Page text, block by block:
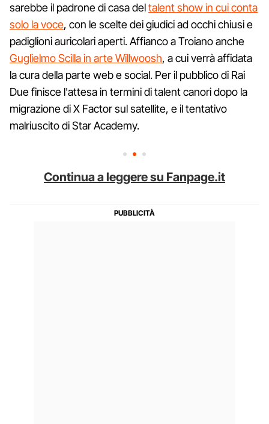
sarebbe il padrone di casa deltalent show in cui conta
solo la voce, con le scelte dei giudici ad occhi chiusi e
padiglioni auricolari aperti. Affianco a Troiano anche
Guglielmo Scilla in arte Willwoosh, a cui verrà affidata
la cura della parte web e social. Per il pubblico di Rai
Due finisce l'attesa in termini di talent canori dopo la
migrazione di X Factor sul satellite, e il tentativo
malriuscito di Star Academy.
Continua a leggere su Fanpage.it